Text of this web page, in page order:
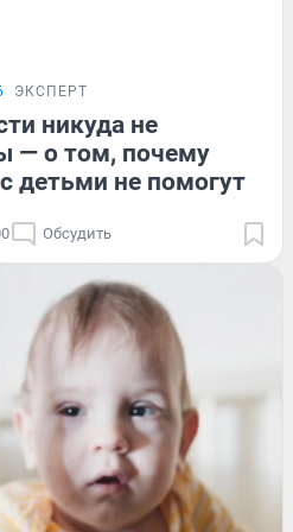
ЭКСПЕРТ
никуда не
— о том, почему
детьми не помогут
Обсудить